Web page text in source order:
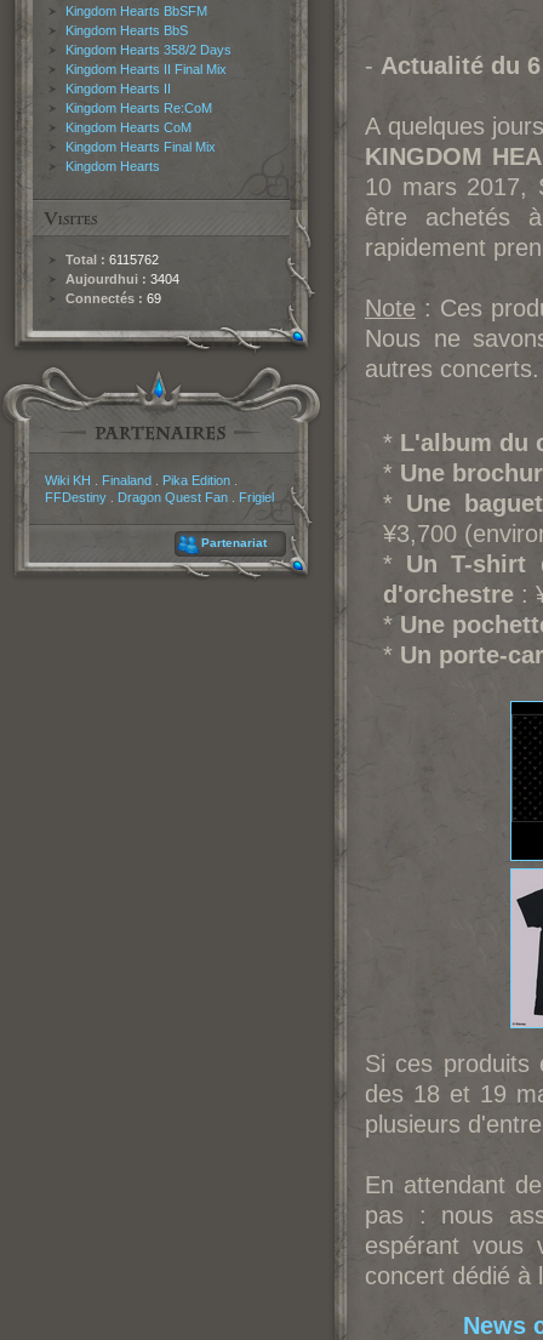
Kingdom Hearts BbSFM
Kingdom Hearts BbS
Kingdom Hearts 358/2 Days
Kingdom Hearts II Final Mix
Kingdom Hearts II
Kingdom Hearts Re:CoM
Kingdom Hearts CoM
Kingdom Hearts Final Mix
Kingdom Hearts
Total : 6115762
Aujourdhui : 3404
Connectés : 69
Wiki KH Finaland Pika Edition
FFDestiny
Dragon Quest Fan Frigiel
Partenariat
- Actualité du
A quelques
KINGDOM
10 mars 2017,
être achetés
rapidement
Note : Ces
Nous ne
autres concerts.
* L'album du
* Une
* Une
¥3,700
* Un T-shirt
d'orchestre :
* Une
* Un porte-
Si ces produits
des 18 et 19
plusieurs
En attendant
pas : nous
espérant vous
concert dédié à
News